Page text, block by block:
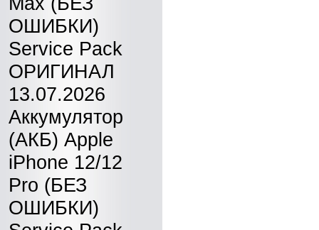
ОШИБКИ)
Service Pack
ОРИГИНАЛ
13.07.2026
Аккумулятор
(АКБ) Apple
iPhone 12/12
Pro (БЕЗ
ОШИБКИ)